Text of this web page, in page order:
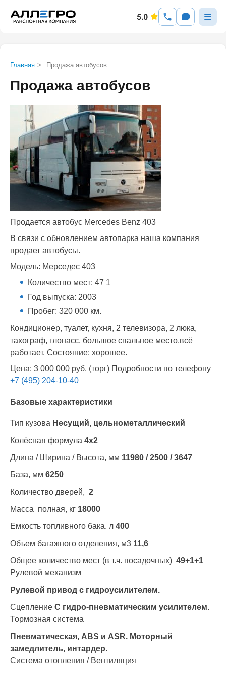
Главная > Продажа автобусов
Продажа автобусов
Продается автобус Mercedes Benz 403
В связи с обновлением автопарка наша компания
продает автобусы.
Модель: Мерседес 403
Количество мест: 47 1
Год выпуска: 2003
Пробег: 320 000 км.
Кондиционер, туалет, кухня, 2 телевизора, 2 люка,
тахограф, глонасс, большое спальное место,всё
работает. Состояние: хорошее.
Цена: 3 000 000 руб. (торг) Подробности по телефону
+7 (495) 204-10-40
Базовые характеристики
Тип кузова Несущий, цельнометаллический
Колёсная формула 4х2
Длина / Ширина / Высота, мм 11980 / 2500 / 3647
База, мм 6250
Количество дверей, 2
Масса полная, кг 18000
Емкость топливного бака, л 400
Объем багажного отделения, м3 11,6
Общее количество мест (в т.ч. посадочных) 49+1+1
Рулевой механизм
Рулевой привод с гидроусилителем.
Сцепление С гидро-пневматическим усилителем.
Тормозная система
Пневматическая, ABS и ASR. Моторный
замедлитель, интардер.
Система отопления / Вентиляция